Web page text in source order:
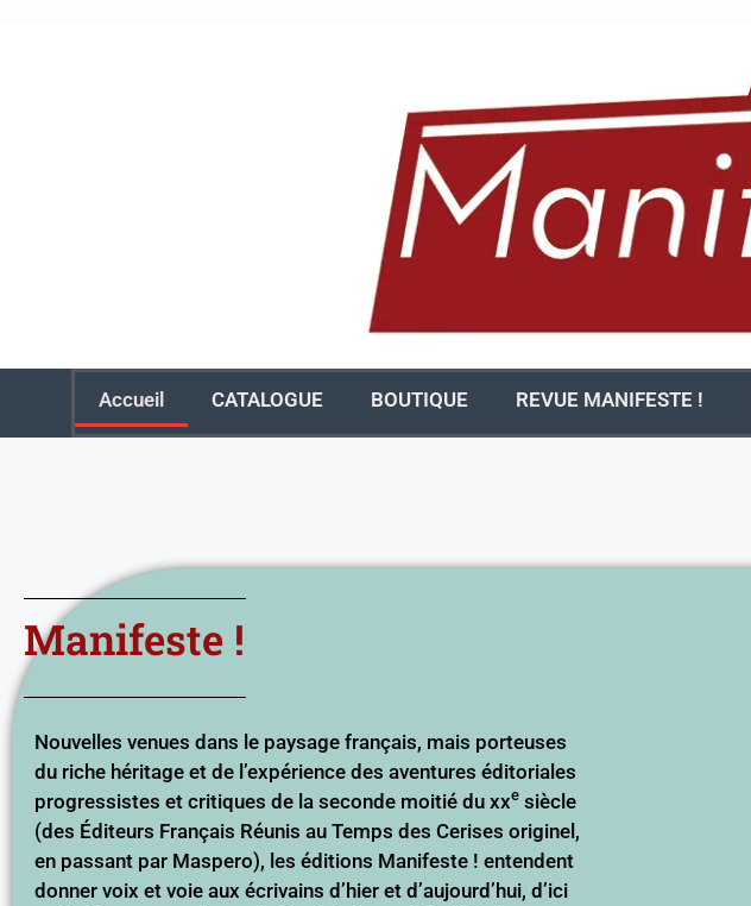
Accueil CATALOGUE BOUTIQUE REVUE MANIFESTE !
Manifeste !
Nouvelles venues dans le paysage français, mais porteuses
du riche héritage et de l’expérience des aventures éditoriales
progressistes et critiques de la seconde moitié du xxe siècle
(des Éditeurs Français Réunis au Temps des Cerises originel,
en passant par Maspero), les éditions Manifeste ! entendent
donner voix et voie aux écrivains d’hier et d’aujourd’hui, d’ici